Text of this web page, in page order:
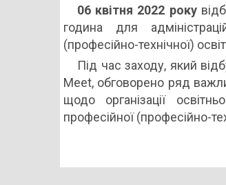
06 квітня 2022 року
година для
(професійно-технічної)
Під час заходу, який
Meet, обговорено ряд
щодо організації
професійної (професійно-